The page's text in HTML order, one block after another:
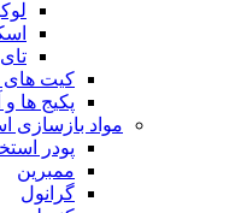
کیت
پکیج ها و
مواد بازسازی
پودر
ممبرین
گرانول